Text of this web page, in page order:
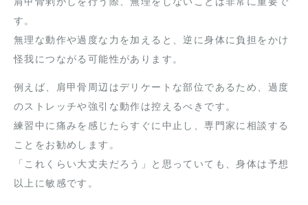
す。
無理な動作や過度な力を加えると、逆に身体に負担をかけ
怪我につながる可能性があります。
例えば、肩甲骨周辺はデリケートな部位であるため、過度
のストレッチや強引な動作は控えるべきです。
練習中に痛みを感じたらすぐに中止し、専門家に相談する
ことをお勧めします。
「これくらい大丈夫だろう」と思っていても、身体は予想
以上に敏感です。